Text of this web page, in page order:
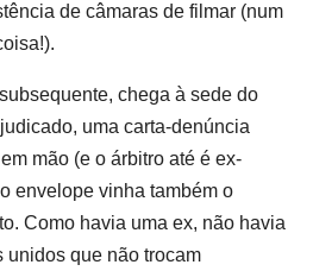
de câmaras de filmar (num
chega à sede do
uma carta-denúncia
mão (e o árbitro até é ex-
envelope vinha também o
Como havia uma ex, não havia
unidos que não trocam